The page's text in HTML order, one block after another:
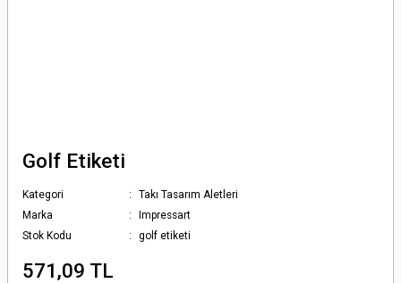
Golf Etiketi
Kategori
Takı Tasarım Aletleri
Marka
Impressart
Stok Kodu
golf etiketi
571,09 TL